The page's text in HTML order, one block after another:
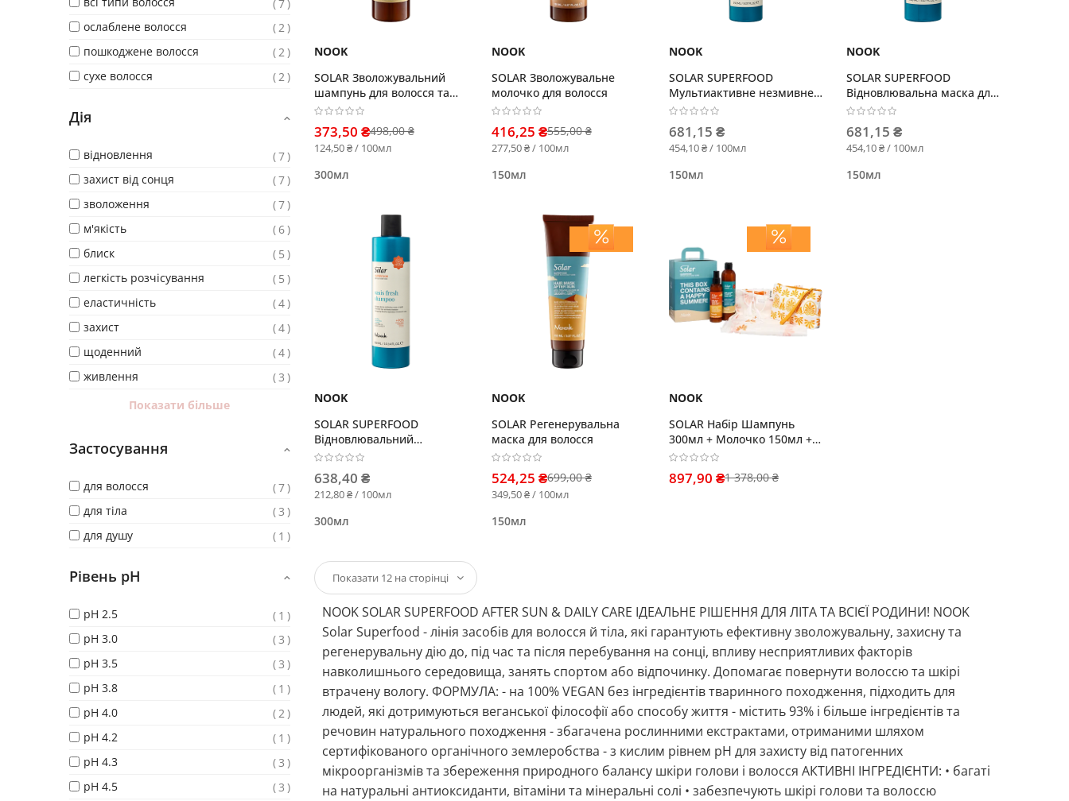
NOOK
SOLAR Зволожувальний
шампунь для волосся та
тіла
373,50 ₴498,00 ₴
124,50 ₴ / 100мл
300мл
NOOK
SOLAR Зволожувальне
молочко для волосся
416,25 ₴555,00 ₴
277,50 ₴ / 100мл
150мл
NOOK
SOLAR SUPERFOOD
Мультиактивне незмивне
молочко-спрей для волосся
681,15 ₴
454,10 ₴ / 100мл
150мл
NOOK
SOLAR SUPERFOOD
Відновлювальна маска для
волосся
681,15 ₴
454,10 ₴ / 100мл
150мл
NOOK
SOLAR SUPERFOOD
Відновлювальний
шампунь для волосся та
638,40 ₴
212,80 ₴ / 100мл
300мл
NOOK
SOLAR Регенерувальна
маска для волосся
524,25 ₴699,00 ₴
349,50 ₴ / 100мл
150мл
NOOK
SOLAR Набір Шампунь
300мл + Молочко 150мл +
Накидка + Сумка-клатч
897,90 ₴1 378,00 ₴
NOOK SOLAR SUPERFOOD AFTER SUN & DAILY CARE ІДЕАЛЬНЕ РІШЕННЯ ДЛЯ ЛІТА ТА ВСІЄЇ РОДИНИ! NOOK
Solar Superfood - лінія засобів для волосся й тіла, які гарантують ефективну зволожувальну, захисну та
регенерувальну дію до, під час та після перебування на сонці, впливу несприятливих факторів
навколишнього середовища, занять спортом або відпочинку. Допомагає повернути волоссю та шкірі
втрачену вологу. ФОРМУЛА: - на 100% VEGAN без інгредієнтів тваринного походження, підходить для
людей, які дотримуються веганської філософії або способу життя - містить 93% і більше інгредієнтів та
речовин натурального походження - збагачена рослинними екстрактами, отриманими шляхом
сертифікованого органічного землеробства - з кислим рівнем pH для захисту від патогенних
мікроорганізмів та збереження природного балансу шкіри голови і волосся АКТИВНІ ІНГРЕДІЄНТИ: • багаті
на натуральні антиоксиданти, вітаміни та мінеральні солі • забезпечують шкірі голови та волоссю
7
ослаблене волосся
2
пошкоджене волосся
2
сухе волосся
2
Дія
відновлення
7
захист від сонця
7
зволоження
7
м'якість
6
блиск
5
легкість розчісування
5
еластичність
4
захист
4
щоденний
4
живлення
3
Показати більше
Застосування
для волосся
7
для тіла
3
для душу
1
Рівень pH
pH 2.5
1
pH 3.0
3
pH 3.5
3
pH 3.8
1
pH 4.0
2
pH 4.2
1
pH 4.3
3
pH 4.5
3